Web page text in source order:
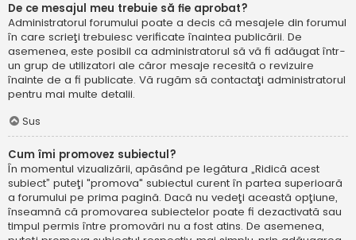
De ce mesajul meu trebuie să fie aprobat?
Administratorul forumului poate a decis că mesajele din forumul
în care scrieţi trebuiesc verificate înaintea publicării. De
asemenea, este posibil ca administratorul să vă fi adăugat într-
un grup de utilizatori ale căror mesaje recesită o revizuire
înainte de a fi publicate. Vă rugăm să contactaţi administratorul
pentru mai multe detalii.
Sus
Cum îmi promovez subiectul?
În momentul vizualizării, apăsând pe legătura „Ridică acest
subiect” puteţi "promova" subiectul curent în partea superioară
a forumului pe prima pagină. Dacă nu vedeţi această opţiune,
înseamnă că promovarea subiectelor poate fi dezactivată sau
timpul permis între promovări nu a fost atins. De asemenea,